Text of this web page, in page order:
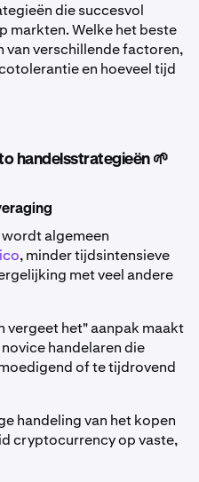
die succesvol
markten. Welke het beste
van verschillende factoren,
en hoeveel tijd
handelsstrategieën 🌱
algemeen
, minder tijdsintensieve
met veel andere
vergeet het" aanpak maakt
handelaren die
of te tijdrovend
handeling van het kopen
cryptocurrency op vaste,